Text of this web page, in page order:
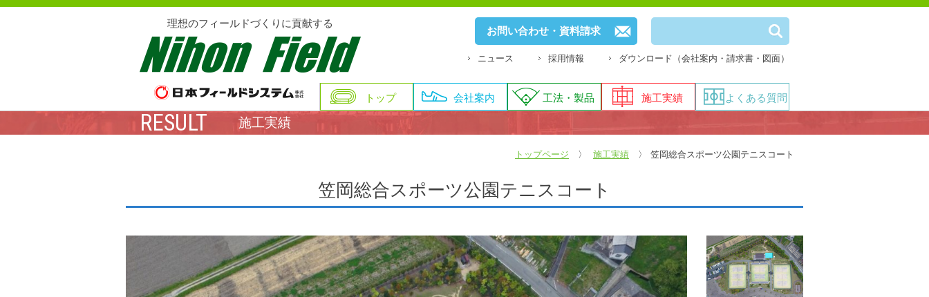
理想のフィールドづくりに貢献する
お問い合わせ・資料請求
ニュース 採用情報 ダウンロード（会社案内・請求書・図面）
トップ 会社案内 工法・製品 施工実績 よくある質問
RESULT 施工実績
トップページ 施工実績 笠岡総合スポーツ公園テニスコート
笠岡総合スポーツ公園テニスコート